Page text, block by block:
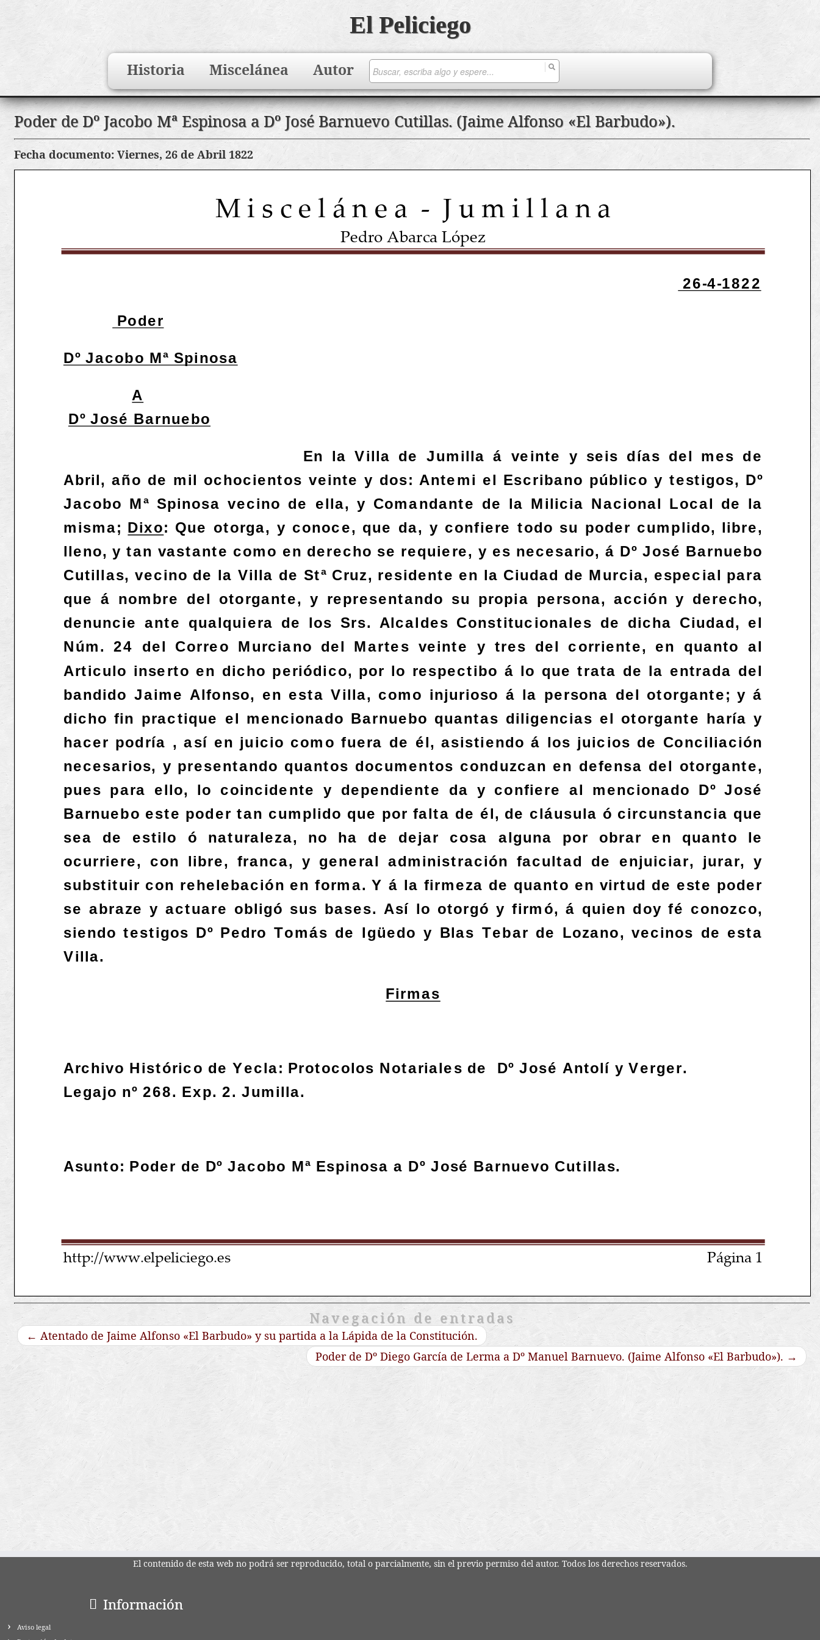
Saltar
contenido
El Peliciego
Historia Miscelánea Autor
Search
Poder de Dº Jacobo Mª Espinosa a Dº José Barnuevo Cutillas. (Jaime Alfonso «El Barbudo»).
Fecha documento: Viernes, 26 de Abril 1822
Navegación de entradas
← Atentado de Jaime Alfonso «El Barbudo» y su partida a la Lápida de la Constitución.
Poder de Dº Diego García de Lerma a Dº Manuel Barnuevo. (Jaime Alfonso «El Barbudo»). →
El contenido de esta web no podrá ser reproducido, total o parcialmente, sin el previo permiso del autor. Todos los derechos reservados.
Información
Aviso legal